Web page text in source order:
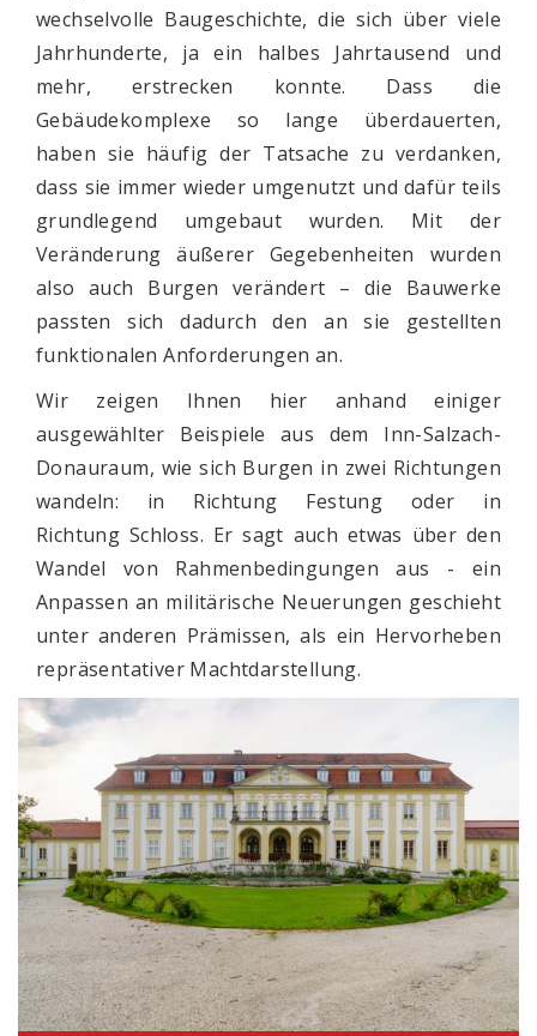
wechselvolle Baugeschichte, die sich über viele
Jahrhunderte, ja ein halbes Jahrtausend und
mehr, erstrecken konnte. Dass die
Gebäudekomplexe so lange überdauerten,
haben sie häufig der Tatsache zu verdanken,
dass sie immer wieder umgenutzt und dafür teils
grundlegend umgebaut wurden. Mit der
Veränderung äußerer Gegebenheiten wurden
also auch Burgen verändert – die Bauwerke
passten sich dadurch den an sie gestellten
funktionalen Anforderungen an.
Wir zeigen Ihnen hier anhand einiger
ausgewählter Beispiele aus dem Inn-Salzach-
Donauraum, wie sich Burgen in zwei Richtungen
wandeln: in Richtung Festung oder in
Richtung Schloss. Er sagt auch etwas über den
Wandel von Rahmenbedingungen aus - ein
Anpassen an militärische Neuerungen geschieht
unter anderen Prämissen, als ein Hervorheben
repräsentativer Machtdarstellung.